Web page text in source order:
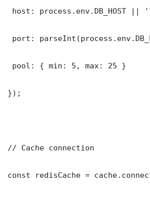
host: process.env.DB_HOST ||
port:
pool: { min: 5, max: 25 }
});
// Cache connection
const redisCache =